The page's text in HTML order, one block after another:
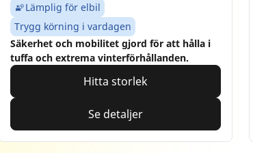
Lämplig för elbil
Trygg körning i vardagen
Säkerhet och mobilitet gjord för att hålla i
tuffa och extrema vinterförhållanden.
Hitta storlek
Se detaljer